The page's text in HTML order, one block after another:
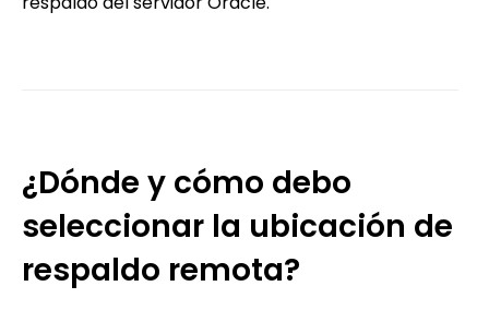
¿Dónde y cómo debo
seleccionar la ubicación de
respaldo remota?